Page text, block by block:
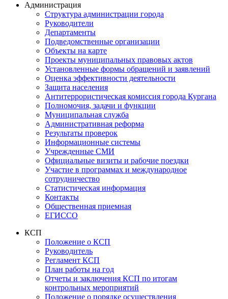
Администрация
Структура администрации города
Руководители
Департаменты
Подведомственные организации
Объекты на карте
Проекты муниципальных правовых актов
Установленные формы обращений и заявлений
Оценка эффективности деятельности
Защита населения
Антитеррористическая комиссия города Кургана
Полномочия, задачи и функции
Муниципальная служба
Административная реформа
Результаты проверок
Информационные системы
Учрежденные СМИ
Официальные визиты и рабочие поездки
Участие в программах и международное
сотрудничество
Статистическая информация
Контакты
Общественная приемная
ЕГИССО
КСП
Положение о КСП
Руководитель
Регламент КСП
План работы на год
Отчеты и заключения КСП по итогам
контрольных мероприятий
Положение о порядке осуществления